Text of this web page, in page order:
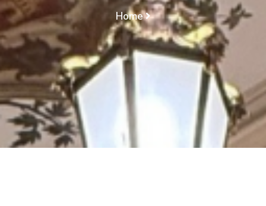
Home
CONFLITO DE COMPETÊNCIA/ APENSAÇÃO/
DISTRIBUIÇÃO/ REGULAÇÃO DAS
RESPONSABILIDADES PARENTAIS/ ALTERAÇÃO/
QUESTÃO DE PARTICULAR IMPORTÂNCIA